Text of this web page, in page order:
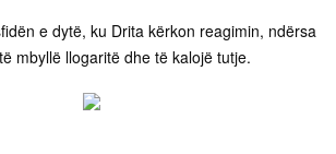
e dytë, ku Drita kërkon reagimin, ndërsa
mbyllë llogaritë dhe të kalojë tutje.